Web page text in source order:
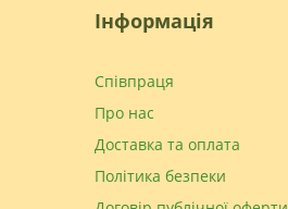
Інформація
Співпраця
Про нас
Доставка та оплата
Політика безпеки